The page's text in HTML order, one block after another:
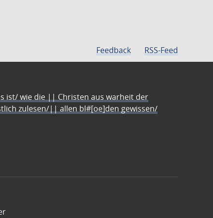
Feedback RSS-Feed
ist/ wie die || Christen aus warheit der
zulesen/|| allen bl#[oe]den gewissen/